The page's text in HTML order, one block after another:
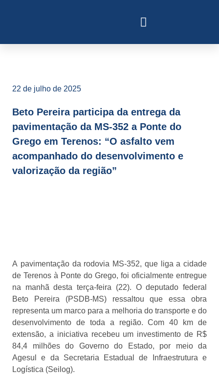
22 de julho de 2025
Beto Pereira participa da entrega da
pavimentação da MS-352 a Ponte do
Grego em Terenos: “O asfalto vem
acompanhado do desenvolvimento e
valorização da região”
A pavimentação da rodovia MS-352, que liga a cidade
de Terenos à Ponte do Grego, foi oficialmente entregue
na manhã desta terça-feira (22). O deputado federal
Beto Pereira (PSDB-MS) ressaltou que essa obra
representa um marco para a melhoria do transporte e do
desenvolvimento de toda a região. Com 40 km de
extensão, a iniciativa recebeu um investimento de R$
84,4 milhões do Governo do Estado, por meio da
Agesul e da Secretaria Estadual de Infraestrutura e
Logística (Seilog).